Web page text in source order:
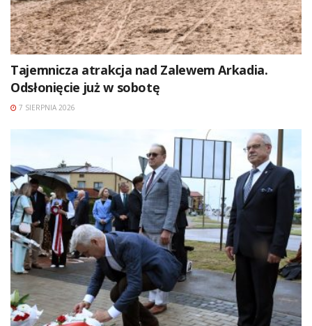
Tajemnicza atrakcja nad Zalewem Arkadia.
Odsłonięcie już w sobotę
7 SIERPNIA 2026